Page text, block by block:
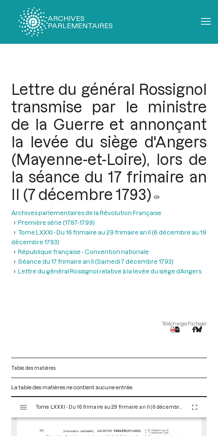
ARCHIVES
PARLEMENTAIRES
Lettre du général Rossignol
transmise par le ministre
de la Guerre et annonçant
la levée du siège d'Angers
(Mayenne-et-Loire), lors de
la séance du 17 frimaire an
II (7 décembre 1793)
Archives parlementaires de la Révolution Française
Première série (1787-1799)
Tome LXXXI - Du 16 frimaire au 29 frimaire an II (6 décembre au 19
décembre 1793)
République française - Convention nationale
Séance du 17 frimaire an II (Samedi 7 décembre 1793)
Lettre du général Rossignol relative à la levée du siège d’Angers
TéléchargerPartager
Table des matières
La table des matières ne contient aucune entrée.
s
Tome LXXXI - Du 16 frimaire au 29 frimaire an II (6 décembre au 19 décembre 1793)